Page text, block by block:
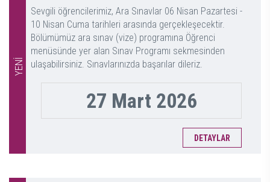
YENİ
Sevgili öğrencilerimiz, Ara Sınavlar 06 Nisan Pazartesi -
10 Nisan Cuma tarihleri arasında gerçekleşecektir.
Bölümümüz ara sınav (vize) programına Öğrenci
menüsünde yer alan Sınav Programı sekmesinden
ulaşabilirsiniz. Sınavlarınızda başarılar dileriz.
27 Mart 2026
DETAYLAR